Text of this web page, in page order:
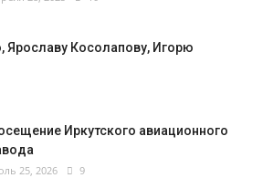
Ярославу Косолапову, Игорю
Иркутского авиационного
25, 2026 9